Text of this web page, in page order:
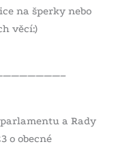
na šperky nebo
věcí:)
a Rady
o obecné